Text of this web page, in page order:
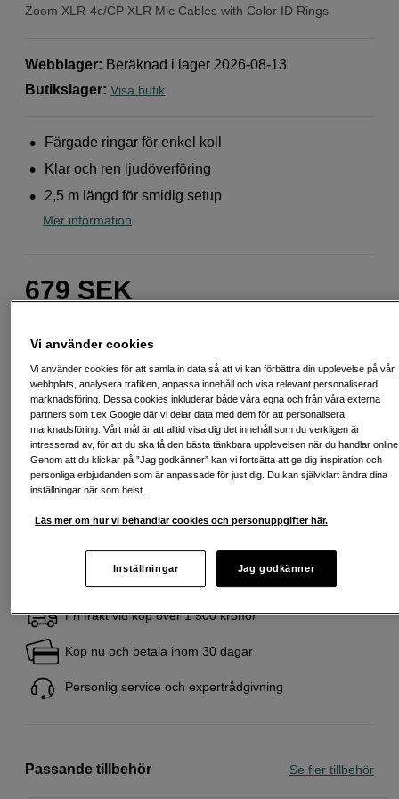
Zoom XLR-4c/CP XLR Mic Cables with Color ID Rings
Webblager: Beräknad i lager 2026-08-13
Butikslager: Visa butik
Färgade ringar för enkel koll
Klar och ren ljudöverföring
2,5 m längd för smidig setup
Mer information
679 SEK
Delbetala från 102 SEK/mån via
Exempel: 12 mån, 102 SEK/mån, totalt 1 719 SEK, effektiv ränta 0,00 %
Startavgift 495 SEK, aviavgift 45 SEK/mån tillkommer
Att låna kostar pengar! Om du inte kan betala tillbaka skulden i tid
riskerar du en betalningsanmärkning. Det kan leda till svårigheter att få hyra
och skuldrådgivningen i din kommun. Kontaktuppgifter finns på
konsumentverket.se (öppnas i ny flik)
Fri frakt vid köp över 1 500 kronor
Köp nu och betala inom 30 dagar
Personlig service och expertrådgivning
Passande tillbehör Se fler tillbehör
Vi använder cookies
Vi använder cookies för att samla in data så att vi kan förbättra din upplevelse på vår
webbplats, analysera trafiken, anpassa innehåll och visa relevant personaliserad
marknadsföring. Dessa cookies inkluderar både våra egna och från våra externa
partners som t.ex Google där vi delar data med dem för att personalisera
marknadsföring. Vårt mål är att alltid visa dig det innehåll som du verkligen är
intresserad av, för att du ska få den bästa tänkbara upplevelsen när du handlar
Genom att du klickar på ”Jag godkänner” kan vi fortsätta att ge dig inspiration och
personliga erbjudanden som är anpassade för just dig. Du kan självklart ändra dina
inställningar när som helst.
Läs mer om hur vi behandlar cookies och personuppgifter här.
Inställningar Jag godkänner